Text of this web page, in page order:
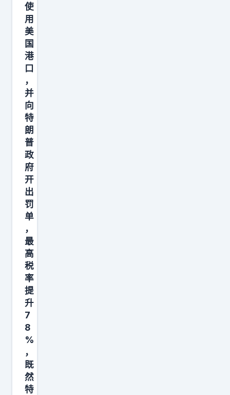
的
世
界
造
成
极
大
的
震
撼
，
很
多
人
误
以
为
准
噶
尔
是
使
用
美
国
港
口
，
并
向
特
朗
普
政
府
开
出
罚
单
，
最
高
税
率
提
升
7
8
%
，
既
然
特